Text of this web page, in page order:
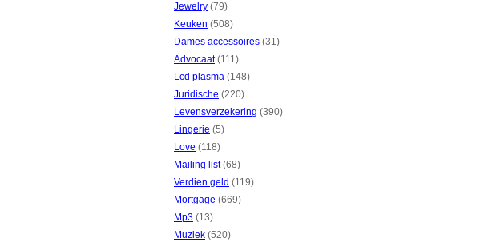
Jewelry (79)
Keuken (508)
Dames accessoires (31)
Advocaat(111)
Lcd plasma (148)
Juridische (220)
Levensverzekering (390)
Lingerie (5)
Love (118)
Mailing list(68)
Verdien geld (119)
Mortgage (669)
Mp3 (13)
Muziek (520)